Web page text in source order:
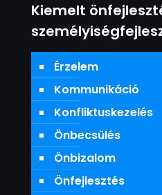
Kiemelt
Érzelem
Kommunikáció
Konfliktuskezelés
Önbecsülés
Önbizalom
Önfejlesztés